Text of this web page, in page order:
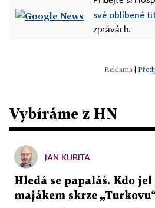
své oblíbené
zprávách.
Vybíráme z HN
JAN KUBITA
Hledá se papaláš. Kdo
majákem skrze